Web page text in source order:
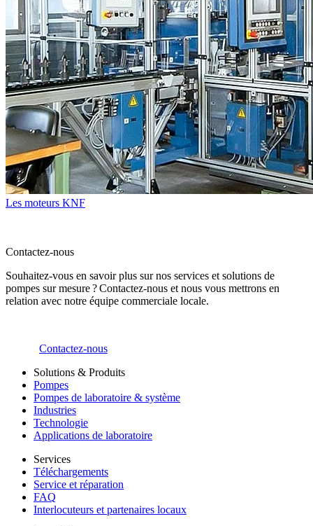
Les moteurs KNF
Contactez-nous
Souhaitez-vous en savoir plus sur nos services et solutions de
pompes sur mesure ? Contactez-nous et nous vous mettrons en
relation avec notre équipe commerciale locale.
Contactez-nous
Solutions & Produits
Pompes
Pompes de laboratoire & système
Industries
Technologie
Applications de laboratoire
Services
Téléchargements
Service et réparation
FAQ
Interlocuteurs et partenaires locaux